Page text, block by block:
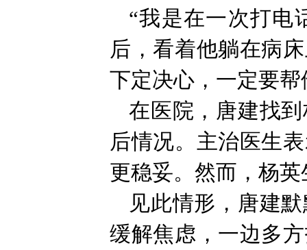
“我是在一次打电
后，看着他躺在病
下定决心，一定要
在医院，唐建找
后情况。主治医生
更稳妥。然而，杨
见此情形，唐建
缓解焦虑，一边多